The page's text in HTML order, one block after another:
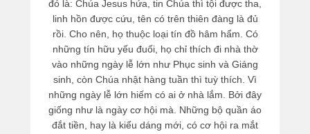
đó là: Chúa Jesus hứa, tin Chúa thì tội được tha,
linh hồn được cứu, tên có trên thiên đàng là đủ
rồi. Cho nên, họ thuộc loại tín đồ hâm hẩm. Có
những tín hữu yếu đuối, họ chỉ thích đi nhà thờ
vào những ngày lễ lớn như Phục sinh và Giáng
sinh, còn Chúa nhật hàng tuần thì tuỳ thích. Vì
những ngày lễ lớn hiếm có ai ở nhà lắm. Bởi đây
giống như là ngày cơ hội mà. Những bộ quần áo
đắt tiền, hay là kiểu dáng mới, có cơ hội ra mắt